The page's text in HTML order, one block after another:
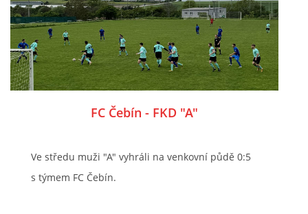
FC Čebín - FKD "A"
Ve středu muži "A" vyhráli na venkovní půdě 0:5
s týmem FC Čebín.